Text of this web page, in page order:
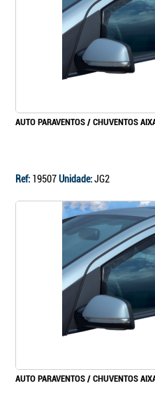
AUTO PARAVENTOS / CHUVENTOS
Ref: 19507Unidade:JG2
AUTO PARAVENTOS / CHUVENTOS
Continuar